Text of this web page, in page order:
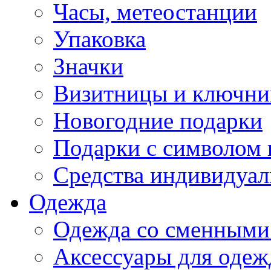
Часы, метеостанции
Упаковка
Значки
Визитницы и
Новогодние подарки
Подарки с символом
Средства
Одежда
Одежда со сменными
Аксессуары для